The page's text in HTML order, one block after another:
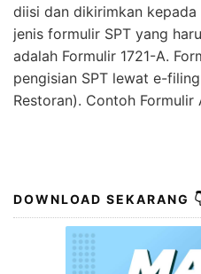
diisi dan dikirimkan
jenis formulir SPT yang
adalah Formulir 1721-A.
pengisian SPT lewat e-
Restoran). Contoh
DOWNLOAD SEKARANG